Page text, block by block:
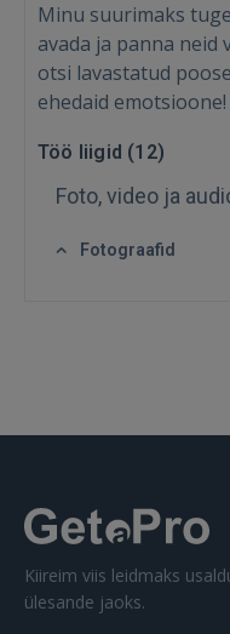
Minu suurimaks
avada ja panna
otsi lavastatud
ehedaid emotsioone!
Töö liigid (12)
Foto, video ja
Fotograafid
Kiireim viis leidmaks
ülesande jaoks.